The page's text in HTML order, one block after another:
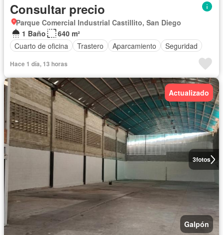
Consultar precio
Parque Comercial Industrial Castillito, San Diego
1 Baño
640 m²
Cuarto de oficina
Trastero Aparcamiento Seguridad
Hace 1 día, 13 horas
3fotos
Actualizado
Galpón